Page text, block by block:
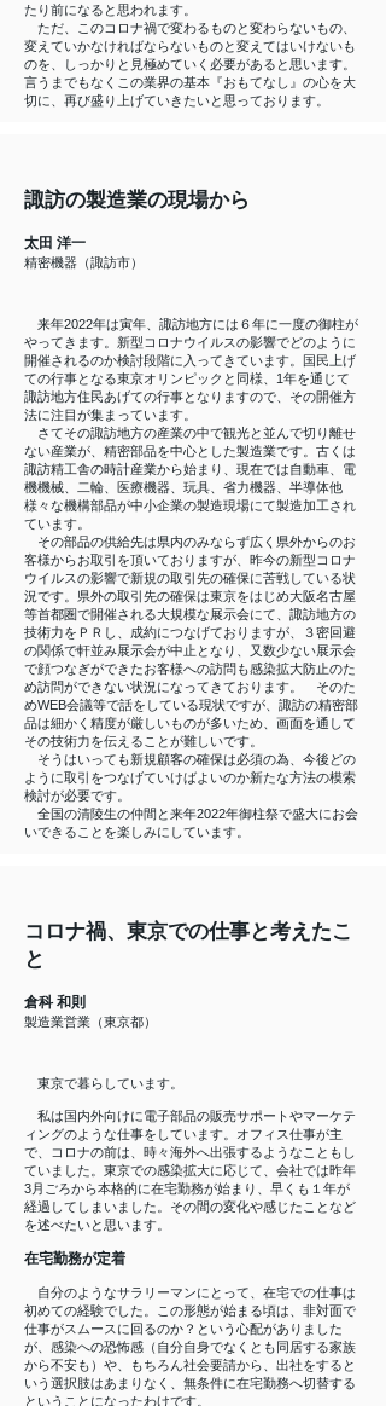
たり前になると思われます。
ただ、このコロナ禍で変わるものと変わらないもの、
変えていかなければならないものと変えてはいけないも
のを、しっかりと見極めていく必要があると思います。
言うまでもなくこの業界の基本『おもてなし』の心を大
切に、再び盛り上げていきたいと思っております。
諏訪の製造業の現場から
太田 洋一
精密機器（諏訪市）
来年2022年は寅年、諏訪地方には６年に一度の御柱が
やってきます。新型コロナウイルスの影響でどのように
開催されるのか検討段階に入ってきています。国民上げ
ての行事となる東京オリンピックと同様、1年を通じて
諏訪地方住民あげての行事となりますので、その開催方
法に注目が集まっています。
さてその諏訪地方の産業の中で観光と並んで切り離せ
ない産業が、精密部品を中心とした製造業です。古くは
諏訪精工舎の時計産業から始まり、現在では自動車、電
機機械、二輪、医療機器、玩具、省力機器、半導体他
様々な機構部品が中小企業の製造現場にて製造加工され
ています。
その部品の供給先は県内のみならず広く県外からのお
客様からお取引を頂いておりますが、昨今の新型コロナ
ウイルスの影響で新規の取引先の確保に苦戦している状
況です。県外の取引先の確保は東京をはじめ大阪名古屋
等首都圏で開催される大規模な展示会にて、諏訪地方の
技術力をＰＲし、成約につなげておりますが、３密回避
の関係で軒並み展示会が中止となり、又数少ない展示会
で顔つなぎができたお客様への訪問も感染拡大防止のた
め訪問ができない状況になってきております。 そのた
めWEB会議等で話をしている現状ですが、諏訪の精密部
品は細かく精度が厳しいものが多いため、画面を通して
その技術力を伝えることが難しいです。
そうはいっても新規顧客の確保は必須の為、今後どの
ように取引をつなげていけばよいのか新たな方法の模索
検討が必要です。
全国の清陵生の仲間と来年2022年御柱祭で盛大にお会
いできることを楽しみにしています。
コロナ禍、東京での仕事と考えたこ
と
倉科 和則
製造業営業（東京都）
東京で暮らしています。
私は国内外向けに電子部品の販売サポートやマーケテ
ィングのような仕事をしています。オフィス仕事が主
で、コロナの前は、時々海外へ出張するようなこともし
ていました。東京での感染拡大に応じて、会社では昨年
3月ごろから本格的に在宅勤務が始まり、早くも１年が
経過してしまいました。その間の変化や感じたことなど
を述べたいと思います。
在宅勤務が定着
自分のようなサラリーマンにとって、在宅での仕事は
初めての経験でした。この形態が始まる頃は、非対面で
仕事がスムースに回るのか？という心配がありました
が、感染への恐怖感（自分自身でなくとも同居する家族
から不安も）や、もちろん社会要請から、出社をすると
いう選択肢はあまりなく、無条件に在宅勤務へ切替する
ということになったわけです。